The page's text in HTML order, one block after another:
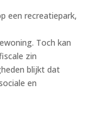
een recreatiepark,
Toch kan
zin
blijkt dat
en